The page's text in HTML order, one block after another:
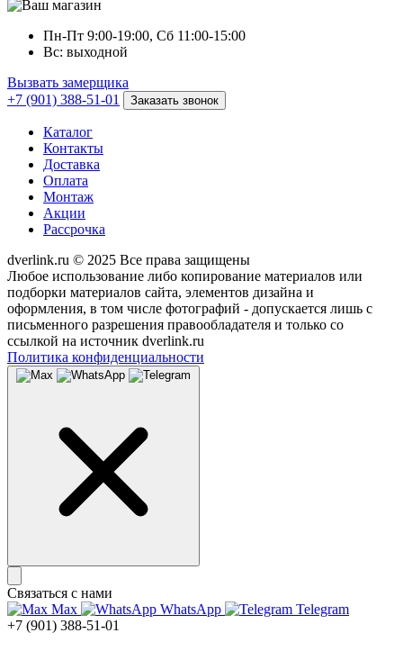
Пн-Пт 9:00-19:00, Сб 11:00-15:00
Вс: выходной
Вызвать замерщика
+7 (901) 388-51-01
Заказать звонок
Каталог
Контакты
Доставка
Оплата
Монтаж
Акции
Рассрочка
dverlink.ru © 2025 Все права защищены
Любое использование либо копирование материалов или
подборки материалов сайта, элементов дизайна и
оформления, в том числе фотографий - допускается лишь с
письменного разрешения правообладателя и только со
ссылкой на источник dverlink.ru
Политика конфиденциальности
Связаться с нами
Max
WhatsApp
Telegram
+7 (901) 388-51-01